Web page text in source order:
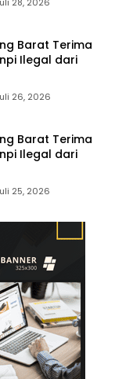
Barat Terima
Ilegal dari
26, 2026
Barat Terima
Ilegal dari
25, 2026